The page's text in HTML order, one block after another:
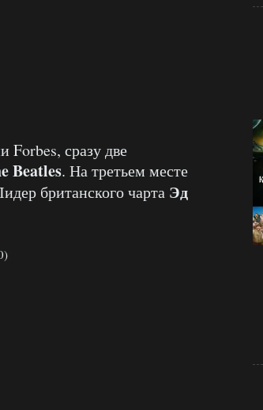
сразу две
Beatles. На третьем месте
британского чарта Эд